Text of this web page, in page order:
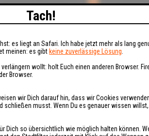
Tach!
es liegt an Safari. Ich habe jetzt mehr als lang
meinen: es gibt keine zuverlässige Lösung
wollt: holt Euch einen anderen Browser.
Browser.
wir Dich darauf hin, dass wir Cookies
schließen musst. Wenn Du es genauer wissen
Dich so übersichtlich wie möglich halten können.